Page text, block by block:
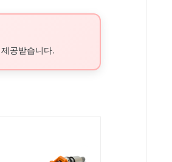
공받습니다.